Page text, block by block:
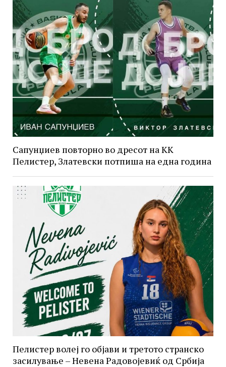
Сапунџиев повторно во дресот на КК
Пелистер, Златевски потпиша на една година
Пелистер волеј го објави и третото странско
засилување – Невена Радовојевиќ од Србија